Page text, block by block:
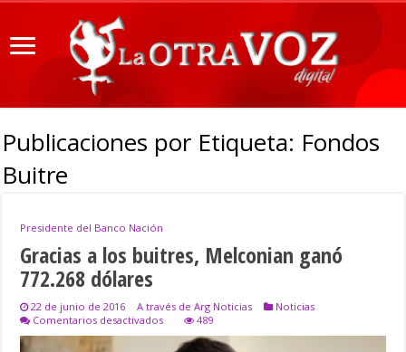
Publicaciones por Etiqueta: Fondos
Buitre
Presidente del Banco Nación
Gracias a los buitres, Melconian ganó
772.268 dólares
22 de junio de 2016 A través de Arg Noticias
Noticias
Comentarios desactivadosen
Gracias
489